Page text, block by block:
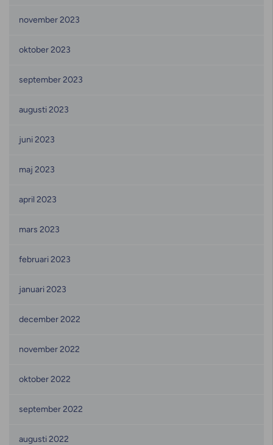
november 2023
oktober 2023
september 2023
augusti 2023
juni 2023
maj 2023
april 2023
mars 2023
februari 2023
januari 2023
december 2022
november 2022
oktober 2022
september 2022
augusti 2022